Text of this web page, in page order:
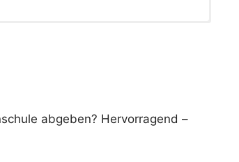
abgeben? Hervorragend –